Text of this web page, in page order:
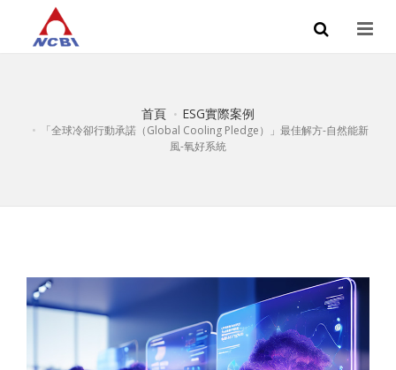
首頁 ESG實際案例
「全球冷卻行動承諾（Global Cooling Pledge）」最佳解方-自然能新
風-氧好系統